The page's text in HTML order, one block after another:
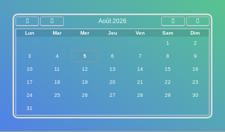
Août 2026
Lun Mar Mer Jeu Ven Sam
Dim
1
2
3 4 5 6 7 8 9
10 11 12 13 14 15 16
17 18 19 20 21 22 23
24 25 26 27 28 29 30
31